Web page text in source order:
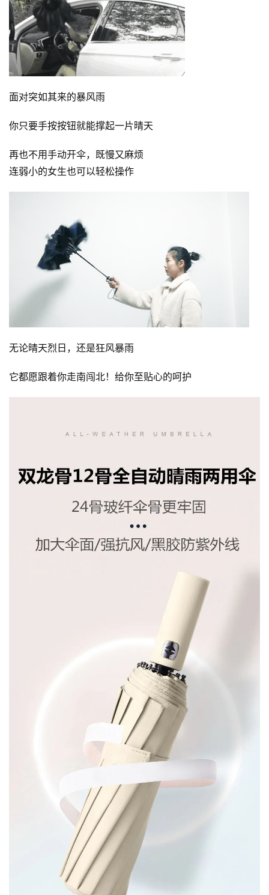
专
题
公
益
善
佛
人
物
纪
录
佛
策
法
登录
面对突如其来的暴风雨
你只要手按按钮就能撑起一片晴天
再也不用手动开伞，既慢又麻烦
连弱小的女生也可以轻松操作
无论晴天烈日，还是狂风暴雨
它都愿跟着你走南闯北！给你至贴心的呵护